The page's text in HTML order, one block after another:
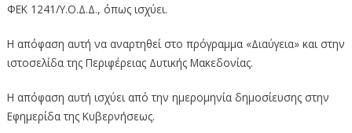
ΦΕΚ 1241/Υ.Ο.Δ.Δ., όπως ισχύει.
Η απόφαση αυτή να αναρτηθεί στο πρόγραμμα «Διαύγεια» και στην
ιστοσελίδα της Περιφέρειας Δυτικής Μακεδονίας.
Η απόφαση αυτή ισχύει από την ημερομηνία δημοσίευσης στην
Εφημερίδα της Κυβερνήσεως.